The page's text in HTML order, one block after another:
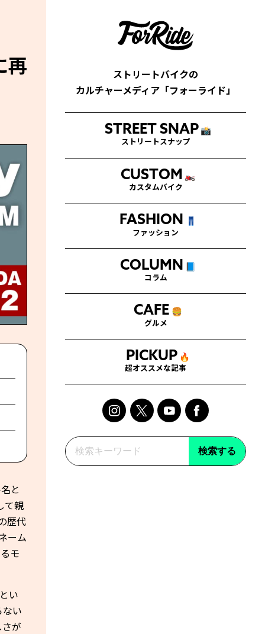
ストリートバイクの
カルチャーメディア「フォーライド」
STREET SNAP 📸
ストリートスナップ
CUSTOM 🏍
カスタムバイク
FASHION 👖
ファッション
COLUMN
コラム
CAFE 🍔
グルメ
PICKUP 🔥
超オススメな記事
検索する
再
と
て親
歴代
ーム
モ
い
い
が